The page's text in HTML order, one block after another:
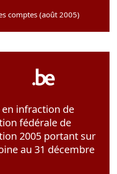
comptes (août 2005)
infraction de
fédérale de
2005 portant sur
au 31 décembre